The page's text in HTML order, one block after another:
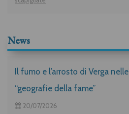
News
Il fumo e l’arrosto di Verga nelle
“geografie della fame”
20/07/2026